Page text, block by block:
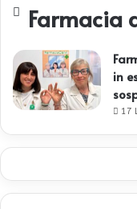
Farmacia
in
17